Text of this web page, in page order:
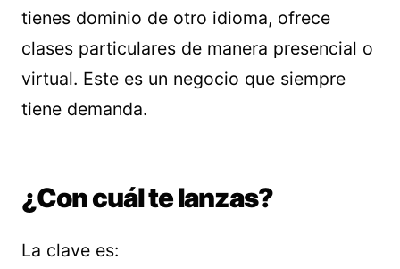
tienes dominio de otro idioma, ofrece
clases particulares de manera presencial o
virtual. Este es un negocio que siempre
tiene demanda.
¿Con cuál te lanzas?
La clave es: